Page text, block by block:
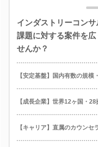
インダストリーコン
課題に対する案件を
せんか？
【安定基盤】国内有数の規模
【成長企業】世界12ヶ国・
【キャリア】直属のカウン